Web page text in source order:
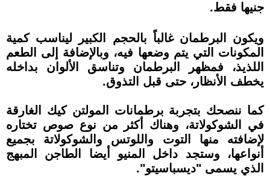
جنيها فقط.
ويكون البرطمان غالباً بالحجم الكبير ليناسب كمية
المكونات التي يتم وضعها فيه، وبالإضافة إلى الطعم
اللذيذ، فمظهر البرطمان وتناسق الألوان بداخله
يخطف الأنظار، حتى قبل التذوق.
كما ننصحك بتجربة برطمانات المولتن كيك الغارقة
في الشوكولاتة، وهناك أكثر من نوع صوص تختاره
لإضافته منها التوت واللوتس والشوكولاتة بجميع
أنواعها، وستجد داخل المنيو أيضا الطاجن المبهج
الذي يسمى "ديسباسيتو".